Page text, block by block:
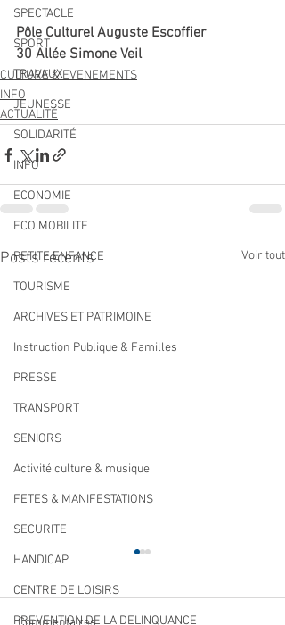
SPECTACLE
SPORT
TRAVAUX
JEUNESSE
SOLIDARITÉ
INFO
ECONOMIE
ECO MOBILITE
PETITE ENFANCE
TOURISME
ARCHIVES ET PATRIMOINE
Instruction Publique & Familles
PRESSE
TRANSPORT
SENIORS
Activité culture & musique
FETES & MANIFESTATIONS
SECURITE
HANDICAP
CENTRE DE LOISIRS
PREVENTION DE LA DELINQUANCE
Pôle Culturel Auguste Escoffier
30 Allée Simone Veil
CULTURE & EVENEMENTS
INFO
ACTUALITÉ
Posts récents Voir tout